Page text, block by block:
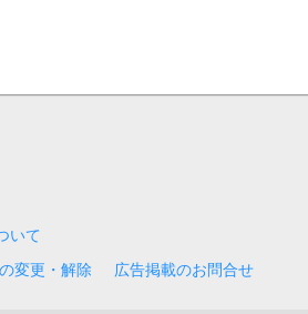
いて
変更・解除 広告掲載のお問合せ